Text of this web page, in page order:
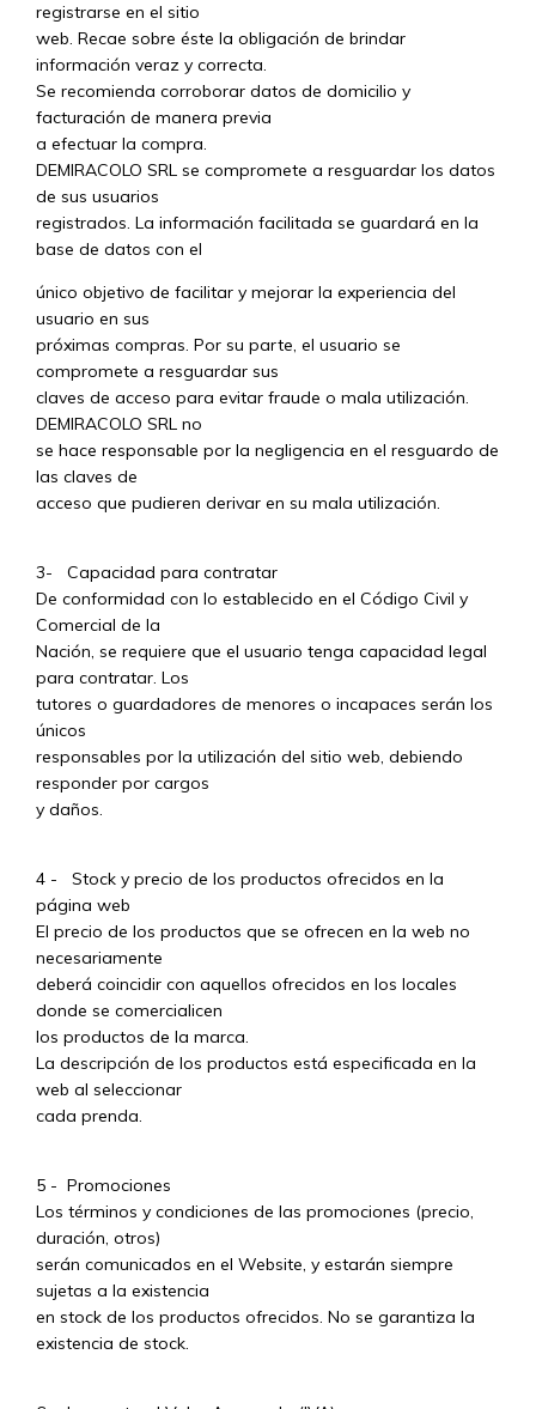
registrarse en el sitio
web. Recae sobre éste la obligación de brindar
información veraz y correcta.
Se recomienda corroborar datos de domicilio y
facturación de manera previa
a efectuar la compra.
DEMIRACOLO SRL se compromete a resguardar los datos
de sus usuarios
registrados. La información facilitada se guardará en la
base de datos con el
único objetivo de facilitar y mejorar la experiencia del
usuario en sus
próximas compras. Por su parte, el usuario se
compromete a resguardar sus
claves de acceso para evitar fraude o mala utilización.
DEMIRACOLO SRL no
se hace responsable por la negligencia en el resguardo de
las claves de
acceso que pudieren derivar en su mala utilización.
3- Capacidad para contratar
De conformidad con lo establecido en el Código Civil y
Comercial de la
Nación, se requiere que el usuario tenga capacidad legal
para contratar. Los
tutores o guardadores de menores o incapaces serán los
únicos
responsables por la utilización del sitio web, debiendo
responder por cargos
y daños.
4 - Stock y precio de los productos ofrecidos en la
página web
El precio de los productos que se ofrecen en la web no
necesariamente
deberá coincidir con aquellos ofrecidos en los locales
donde se comercialicen
los productos de la marca.
La descripción de los productos está especificada en la
web al seleccionar
cada prenda.
5 - Promociones
Los términos y condiciones de las promociones (precio,
duración, otros)
serán comunicados en el Website, y estarán siempre
sujetas a la existencia
en stock de los productos ofrecidos. No se garantiza la
existencia de stock.